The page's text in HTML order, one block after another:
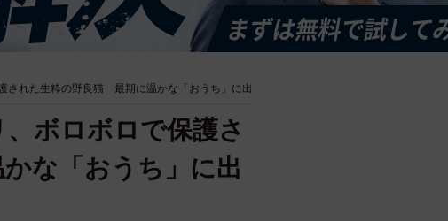
された生粋の野良猫 最期に温かな「おうち」に出
、ボロボロで保護さ
な「おうち」に出